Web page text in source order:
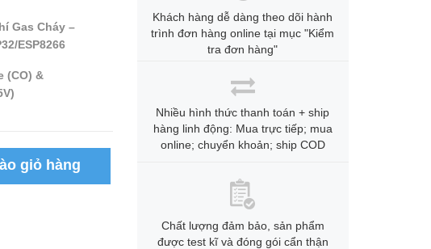
Gas Cháy –
ESP8266
(CO) &
giỏ hàng
Khách hàng dễ dàng theo dõi hành
trình đơn hàng online tại mục "Kiểm
tra đơn hàng"
Nhiều hình thức thanh toán + ship
hàng linh động: Mua trực tiếp; mua
online; chuyển khoản; ship COD
Chất lượng đảm bảo, sản phẩm
được test kĩ và đóng gói cẩn thận